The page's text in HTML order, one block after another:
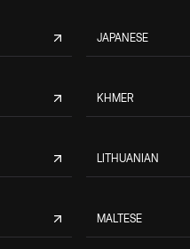
JAPANESE
KHMER
LITHUANIAN
MALTESE